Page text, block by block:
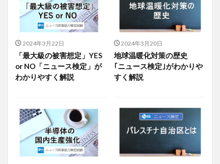
2024年3月22日
「最大級の被害想定」YES
or NO「ニュース検定」が
わかりやすく解説
2024年3月20日
地球温暖化対策の歴史
｢ニュース検定｣がわかりや
すく解説